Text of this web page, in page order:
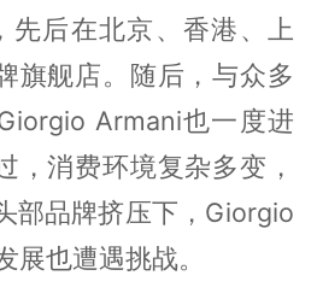
先后在北京、香港、上
旗舰店。随后，与众多
Armani也一度进
，消费环境复杂多变，
部品牌挤压下，Giorgio
展也遭遇挑战。